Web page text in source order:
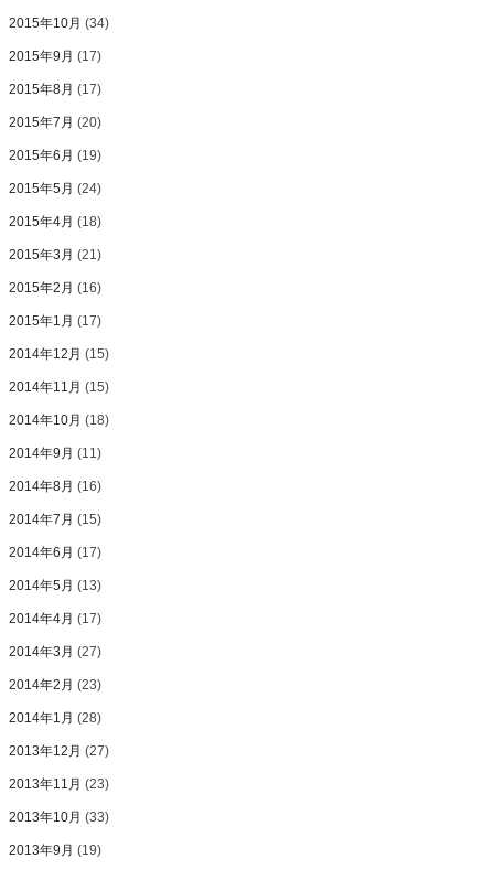
2015年10月 (34)
2015年9月 (17)
2015年8月 (17)
2015年7月 (20)
2015年6月 (19)
2015年5月 (24)
2015年4月 (18)
2015年3月 (21)
2015年2月 (16)
2015年1月 (17)
2014年12月 (15)
2014年11月 (15)
2014年10月 (18)
2014年9月 (11)
2014年8月 (16)
2014年7月 (15)
2014年6月 (17)
2014年5月 (13)
2014年4月 (17)
2014年3月 (27)
2014年2月 (23)
2014年1月 (28)
2013年12月 (27)
2013年11月 (23)
2013年10月 (33)
2013年9月 (19)